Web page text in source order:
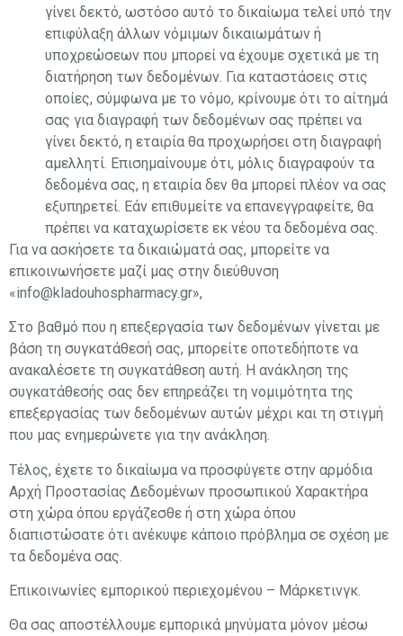
γίνει δεκτό, ωστόσο αυτό το δικαίωμα τελεί υπό την
επιφύλαξη άλλων νόμιμων δικαιωμάτων ή
υποχρεώσεων που μπορεί να έχουμε σχετικά με τη
διατήρηση των δεδομένων. Για καταστάσεις στις
οποίες, σύμφωνα με το νόμο, κρίνουμε ότι το αίτημά
σας για διαγραφή των δεδομένων σας πρέπει να
γίνει δεκτό, η εταιρία θα προχωρήσει στη διαγραφή
αμελλητί. Επισημαίνουμε ότι, μόλις διαγραφούν τα
δεδομένα σας, η εταιρία δεν θα μπορεί πλέον να σας
εξυπηρετεί. Εάν επιθυμείτε να επανεγγραφείτε, θα
πρέπει να καταχωρίσετε εκ νέου τα δεδομένα σας.
Για να ασκήσετε τα δικαιώματά σας, μπορείτε να
επικοινωνήσετε μαζί μας στην διεύθυνση
«info@kladouhospharmacy.gr»,
Στο βαθμό που η επεξεργασία των δεδομένων γίνεται με
βάση τη συγκατάθεσή σας, μπορείτε οποτεδήποτε να
ανακαλέσετε τη συγκατάθεση αυτή. Η ανάκληση της
συγκατάθεσής σας δεν επηρεάζει τη νομιμότητα της
επεξεργασίας των δεδομένων αυτών μέχρι και τη στιγμή
που μας ενημερώνετε για την ανάκληση.
Τέλος, έχετε το δικαίωμα να προσφύγετε στην αρμόδια
Αρχή Προστασίας Δεδομένων προσωπικού Χαρακτήρα
στη χώρα όπου εργάζεσθε ή στη χώρα όπου
διαπιστώσατε ότι ανέκυψε κάποιο πρόβλημα σε σχέση με
τα δεδομένα σας.
Επικοινωνίες εμπορικού περιεχομένου – Μάρκετινγκ.
Θα σας αποστέλλουμε εμπορικά μηνύματα μόνον μέσω